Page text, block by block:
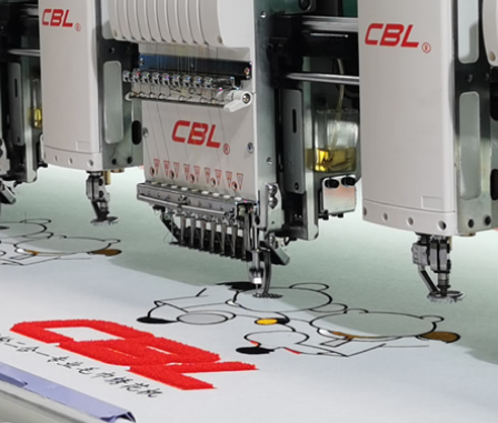
广东高新技术企业
轻工业刺绣机行业十强企业
广东省守合同重信用企业